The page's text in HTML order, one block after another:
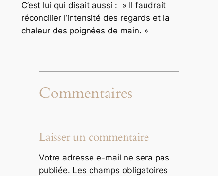
C’est lui qui disait aussi : » Il faudrait
réconcilier l’intensité des regards et la
chaleur des poignées de main. »
Commentaires
Laisser un commentaire
Votre adresse e-mail ne sera pas
publiée. Les champs obligatoires